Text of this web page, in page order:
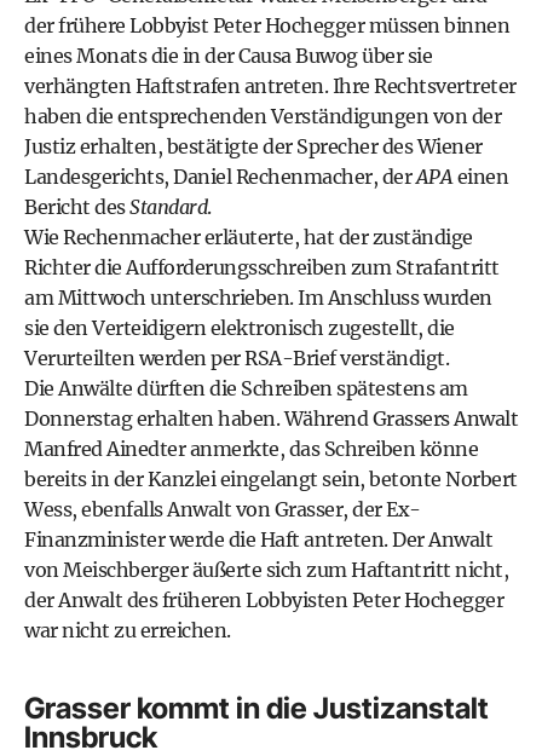
der frühere Lobbyist Peter Hochegger müssen binnen
eines Monats die in der Causa Buwog über sie
verhängten Haftstrafen antreten. Ihre Rechtsvertreter
haben die entsprechenden Verständigungen von der
Justiz erhalten, bestätigte der Sprecher des Wiener
Landesgerichts, Daniel Rechenmacher, derAPA einen
Bericht desStandard.
Wie Rechenmacher erläuterte, hat der zuständige
Richter die Aufforderungsschreiben zum Strafantritt
am Mittwoch unterschrieben. Im Anschluss wurden
sie den Verteidigern elektronisch zugestellt, die
Verurteilten werden per RSA-Brief verständigt.
Die Anwälte dürften die Schreiben spätestens am
Donnerstag erhalten haben. Während Grassers Anwalt
Manfred Ainedter anmerkte, das Schreiben könne
bereits in der Kanzlei eingelangt sein, betonte Norbert
Wess, ebenfalls Anwalt von Grasser, der Ex-
Finanzminister werde die Haft antreten. Der Anwalt
von Meischberger äußerte sich zum Haftantritt nicht,
der Anwalt des früheren Lobbyisten Peter Hochegger
war nicht zu erreichen.
Grasser kommt in die Justizanstalt
Innsbruck